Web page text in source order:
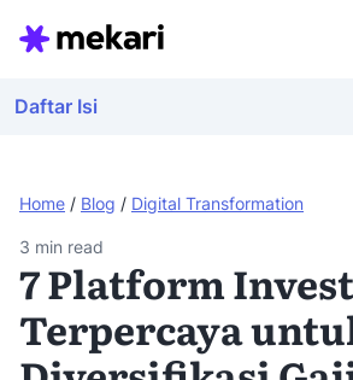
Home / Blog / Digital Transformation
Daftar Isi
3 min read
7 Platform
Terpercaya